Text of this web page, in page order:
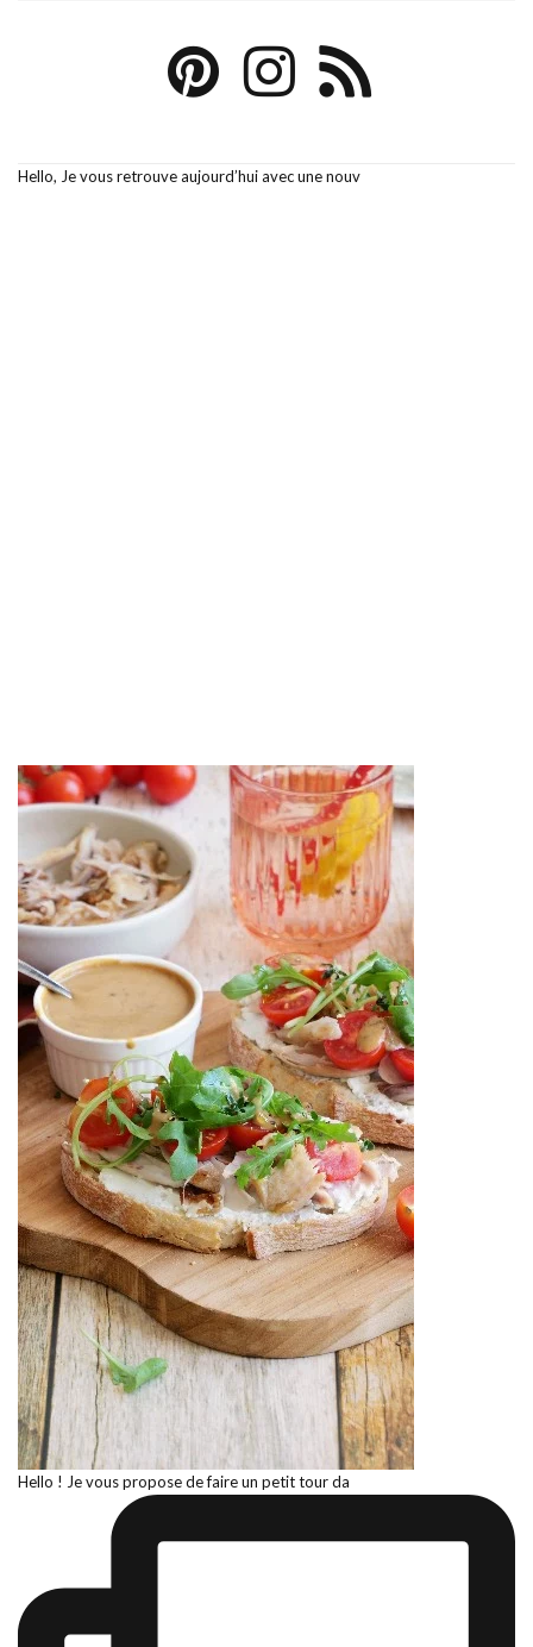
Hello, Je vous retrouve aujourd’hui avec une nouv
Hello ! Je vous propose de faire un petit tour da